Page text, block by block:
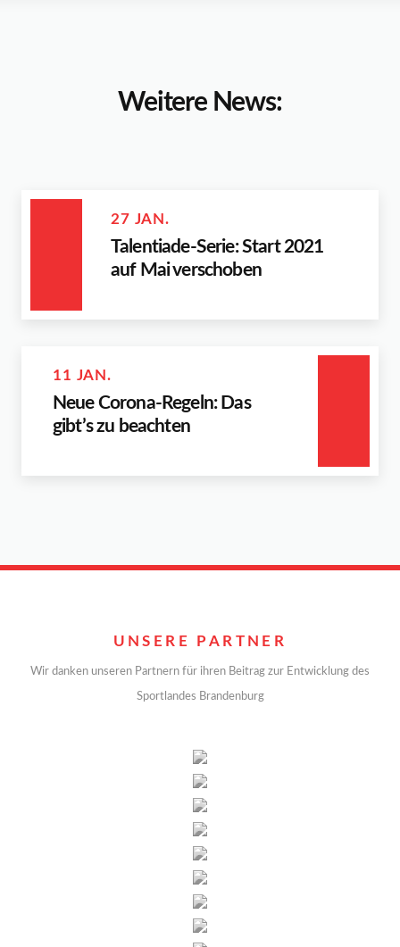
Weitere News:
27 JAN.
Talentiade-Serie: Start 2021
auf Mai verschoben
11 JAN.
Neue Corona-Regeln: Das
gibt’s zu beachten
UNSERE PARTNER
Wir danken unseren Partnern für ihren Beitrag zur Entwicklung des
Sportlandes Brandenburg